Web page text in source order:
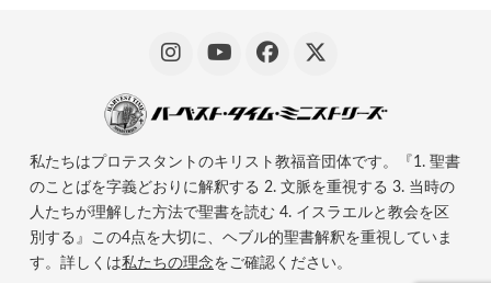
私たちはプロテスタントのキリスト教福音団体です。『1. 聖書
のことばを字義どおりに解釈する 2. 文脈を重視する 3. 当時の
人たちが理解した方法で聖書を読む 4. イスラエルと教会を区
別する』この4点を大切に、ヘブル的聖書解釈を重視していま
す。詳しくは私たちの理念をご確認ください。